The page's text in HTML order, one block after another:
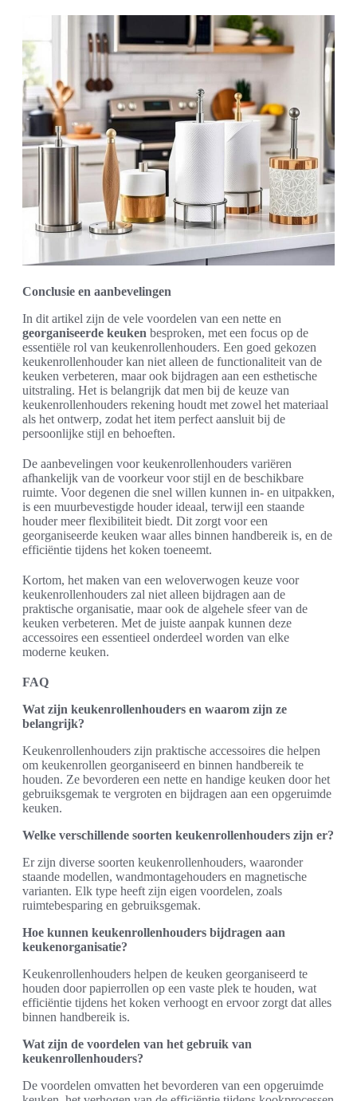
Conclusie en aanbevelingen
In dit artikel zijn de vele voordelen van een nette en
georganiseerde keuken besproken, met een focus op de
essentiële rol van keukenrollenhouders. Een goed gekozen
keukenrollenhouder kan niet alleen de functionaliteit van de
keuken verbeteren, maar ook bijdragen aan een esthetische
uitstraling. Het is belangrijk dat men bij de keuze van
keukenrollenhouders rekening houdt met zowel het materiaal
als het ontwerp, zodat het item perfect aansluit bij de
persoonlijke stijl en behoeften.
De aanbevelingen voor keukenrollenhouders variëren
afhankelijk van de voorkeur voor stijl en de beschikbare
ruimte. Voor degenen die snel willen kunnen in- en uitpakken,
is een muurbevestigde houder ideaal, terwijl een staande
houder meer flexibiliteit biedt. Dit zorgt voor een
georganiseerde keuken waar alles binnen handbereik is, en de
efficiëntie tijdens het koken toeneemt.
Kortom, het maken van een weloverwogen keuze voor
keukenrollenhouders zal niet alleen bijdragen aan de
praktische organisatie, maar ook de algehele sfeer van de
keuken verbeteren. Met de juiste aanpak kunnen deze
accessoires een essentieel onderdeel worden van elke
moderne keuken.
FAQ
Wat zijn keukenrollenhouders en waarom zijn ze
belangrijk?
Keukenrollenhouders zijn praktische accessoires die helpen
om keukenrollen georganiseerd en binnen handbereik te
houden. Ze bevorderen een nette en handige keuken door het
gebruiksgemak te vergroten en bijdragen aan een opgeruimde
keuken.
Welke verschillende soorten keukenrollenhouders zijn er?
Er zijn diverse soorten keukenrollenhouders, waaronder
staande modellen, wandmontagehouders en magnetische
varianten. Elk type heeft zijn eigen voordelen, zoals
ruimtebesparing en gebruiksgemak.
Hoe kunnen keukenrollenhouders bijdragen aan
keukenorganisatie?
Keukenrollenhouders helpen de keuken georganiseerd te
houden door papierrollen op een vaste plek te houden, wat
efficiëntie tijdens het koken verhoogt en ervoor zorgt dat alles
binnen handbereik is.
Wat zijn de voordelen van het gebruik van
keukenrollenhouders?
De voordelen omvatten het bevorderen van een opgeruimde